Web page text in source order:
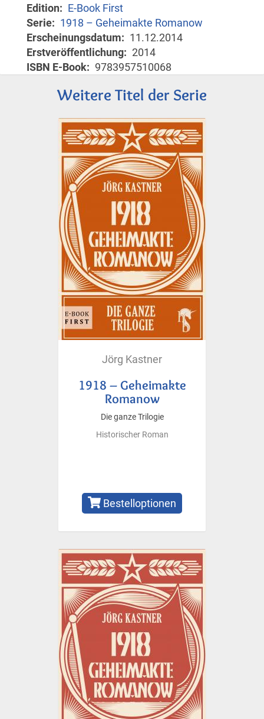
Edition
E-Book First
Serie
1918 – Geheimakte Romanow
Erscheinungsdatum
11.12.2014
Erstveröffentlichung
2014
ISBN E-Book
9783957510068
Weitere Titel der Serie
Jörg Kastner
1918 – Geheimakte
Romanow
Die ganze Trilogie
Historischer Roman
Bestelloptionen